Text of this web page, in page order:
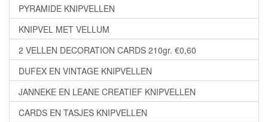
PYRAMIDE KNIPVELLEN
KNIPVEL MET VELLUM
2 VELLEN DECORATION CARDS 210gr. €0,60
DUFEX EN VINTAGE KNIPVELLEN
JANNEKE EN LEANE CREATIEF KNIPVELLEN
CARDS EN TASJES KNIPVELLEN